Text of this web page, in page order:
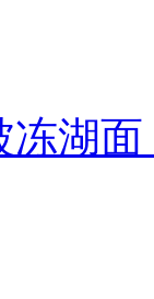
冻湖